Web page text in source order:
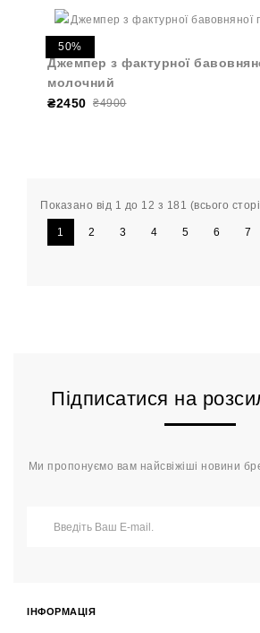
50%
Джемпер з фактурної
молочний
₴2450 ₴4900
Показано від 1 до 12 з 181 (всього
1 2 3 4 5 6 7
Підписатися на
Ми пропонуємо вам найсвіжіші новини
ІНФОРМАЦІЯ